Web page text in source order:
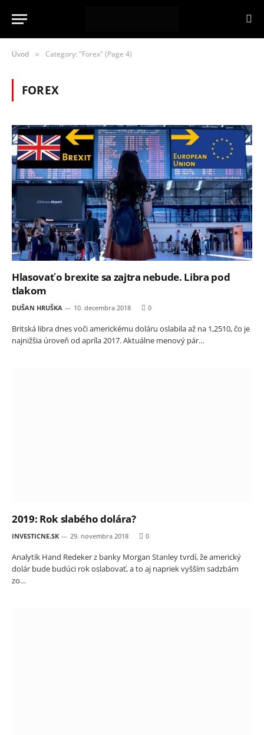
Úvod » Category: "Forex" (Page 4)
FOREX
Hlasovať o brexite sa zajtra nebude. Libra pod
tlakom
DUŠAN HRUŠKA 10. decembra 2018 0
Britská libra dnes voči americkému doláru oslabila až na 1,2510, čo je
najnižšia úroveň od apríla 2017. Aktuálne menový pár…
2019: Rok slabého dolára?
INVESTICNE.SK 29. novembra 2018 0
Analytik Hand Redeker z banky Morgan Stanley tvrdí, že americký
dolár bude budúci rok oslabovať, a to aj napriek vyšším sadzbám
zo…